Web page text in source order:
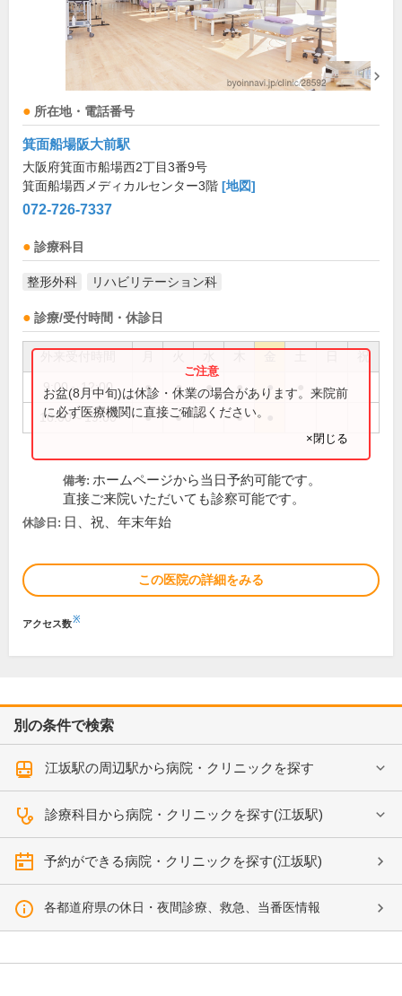
所在地・電話番号
箕面船場阪大前駅
大阪府箕面市船場西2丁目3番9号
箕面船場西メディカルセンター3階 [地図]
072-726-7337
診療科目
整形外科 リハビリテーション科
診療/受付時間・休診日
祝
9:00～12:00 ● ● ● ● ●
16:00～19:00 ● ● ●
お盆(8月中旬)は休診・休業の場合があります。来院前
に必ず医療機関に直接ご確認ください。
×閉じる
備考: ホームページから当日予約可能です。
直接ご来院いただいても診察可能です。
休診日: 日、祝、年末年始
この医院の詳細をみる
アクセス数※
別の条件で検索
江坂駅の周辺駅から病院・クリニックを探す
診療科目から病院・クリニックを探す(江坂駅)
予約ができる病院・クリニックを探す(江坂駅)
各都道府県の休日・夜間診療、救急、当番医情報